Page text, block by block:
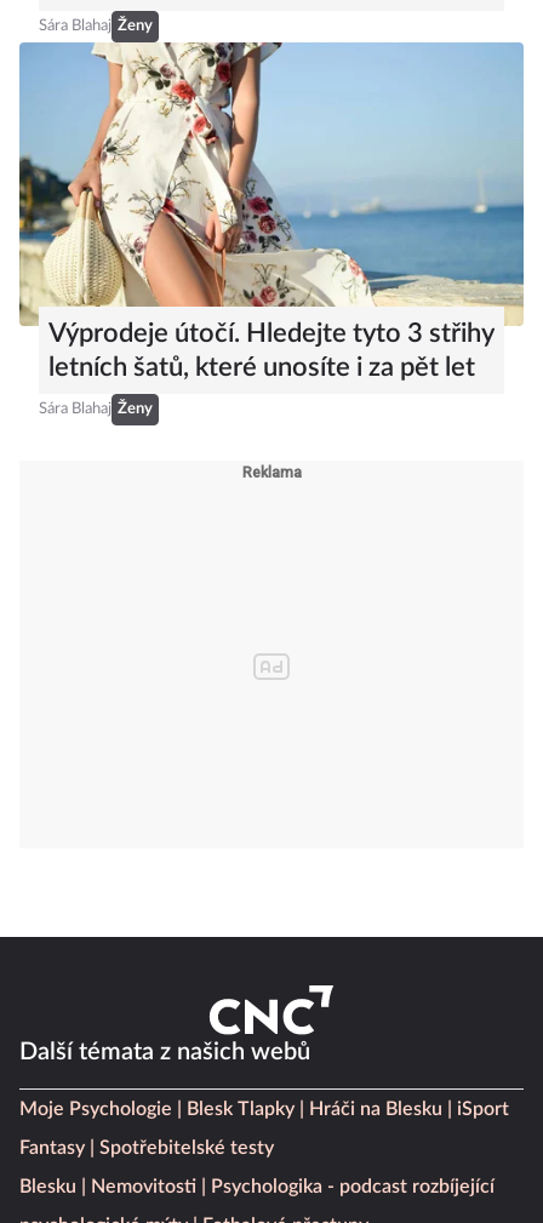
Sára Blahaj Ženy
Výprodeje útočí. Hledejte tyto 3 střihy
letních šatů, které unosíte i za pět let
Sára Blahaj Ženy
Další témata z našich webů
Moje Psychologie Blesk Tlapky Hráči na Blesku
iSport
Fantasy
Spotřebitelské testy
Blesku
Nemovitosti
Psychologika - podcast rozbíjející